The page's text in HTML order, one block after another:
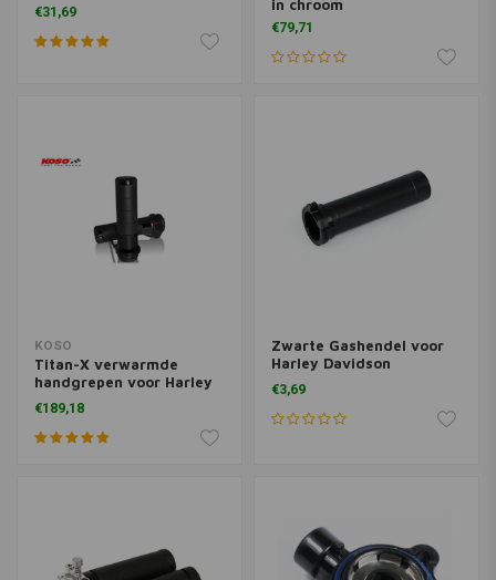
D
€31,69
in chroom
€79,71
KOSO
Titan-X verwarmde
handgrepen voor Harley
Davidson met
elektronische gasklep
€189,18
Zwarte Gashendel voor
Harley Davidson
Sportster Plastic
€3,69